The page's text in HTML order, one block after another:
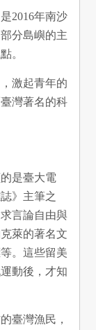
2016年南沙
分島嶼的主
。
激起青年的
灣著名的科
是臺大電
》主筆之
言論自由與
萊的著名文
。這些留美
動後，才知
臺灣漁民，